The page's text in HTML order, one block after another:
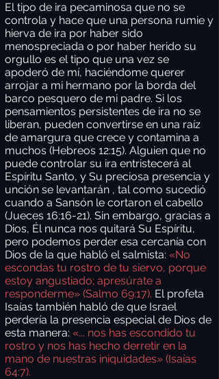
El tipo de ira pecaminosa que no se
controla y hace que una persona rumie y
hierva de ira por haber sido
menospreciada o por haber herido su
orgullo es el tipo que una vez se
apoderó de mí, haciéndome querer
arrojar a mi hermano por la borda del
barco pesquero de mi padre. Si los
pensamientos persistentes de ira no se
liberan, pueden convertirse en una raíz
de amargura que crece y contamina a
muchos (Hebreos 12:15). Alguien que no
puede controlar su ira entristecerá al
Espíritu Santo, y Su preciosa presencia y
unción se levantarán , tal como sucedió
cuando a Sansón le cortaron el cabello
(Jueces 16:16-21). Sin embargo, gracias a
Dios, Él nunca nos quitará Su Espíritu,
pero podemos perder esa cercanía con
Dios de la que habló el salmista: «No
escondas tu rostro de tu siervo, porque
estoy angustiado; apresúrate a
responderme» (Salmo 69:17). El profeta
Isaías también habló de que Israel
perdería la presencia especial de Dios de
esta manera: «... nos has escondido tu
rostro y nos has hecho derretir en la
mano de nuestras iniquidades» (Isaías
64:7).